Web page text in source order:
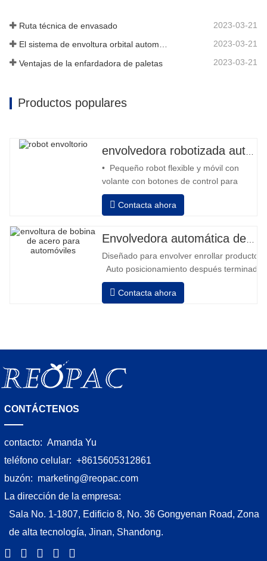
Ruta técnica de envasado 2023-03-21
El sistema de envoltura orbital automático envuelve 6 lados en el material 2023-03-21
Ventajas de la enfardadora de paletas 2023-03-21
Productos populares
• Pequeño robot flexible y móvil con
volante con botones de control para
avanzar y retroceder • Operación fuera
de la columna • 2 baterías serie 12V /
batería llena 120-130 palets • Cargador
tiempo de carga aprox. 8-10h
Contacta ahora
Diseñado para envolver enrollar
Auto posicionamiento después
velocidad, estiramiento fuerza puede ser
Neumático superior plato a prensa bobina
Contacta ahora
CONTÁCTENOS
contacto: Amanda Yu
teléfono celular: +8615605312861
buzón: marketing@reopac.com
La dirección de la empresa:
Sala No. 1-1807, Edificio 8, No. 36 Gongyenan Road, Zona
de alta tecnología, Jinan, Shandong.